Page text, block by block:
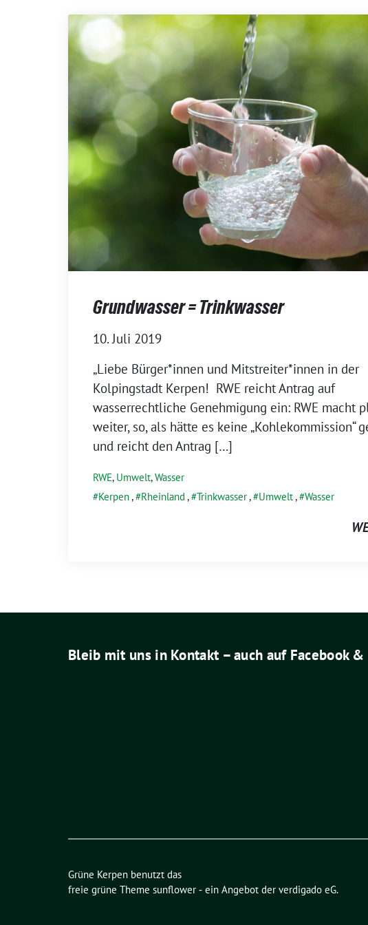
Grundwasser = Trinkwasser
10. Juli 2019
„Liebe Bürger*innen und Mitstreiter*innen in der
Kolpingstadt Kerpen! RWE reicht Antrag auf
wasserrechtliche Genehmigung ein: RWE macht
weiter, so, als hätte es keine „Kohlekommission“
und reicht den Antrag […]
RWE, Umwelt,Wasser
Kerpen, Rheinland , Trinkwasser, Umwelt, Wasser
Bleib mit uns in Kontakt – auch auf Facebook
Grüne Kerpen benutzt das
freie grüne Theme sunflower ‐ ein Angebot der verdigado eG.